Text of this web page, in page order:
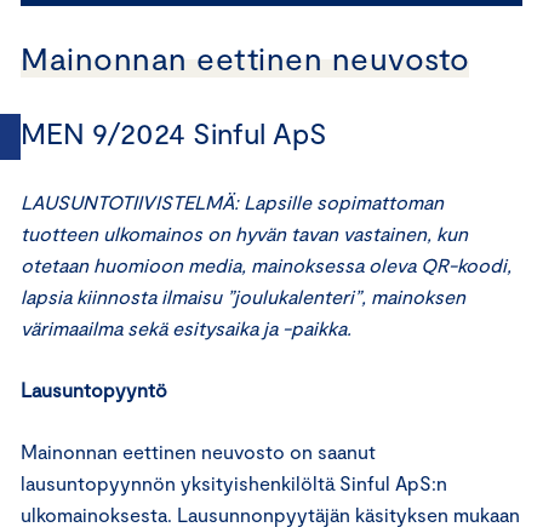
Mainonnan eettinen neuvosto
MEN 9/2024 Sinful ApS
LAUSUNTOTIIVISTELMÄ: Lapsille sopimattoman
tuotteen ulkomainos on hyvän tavan vastainen, kun
otetaan huomioon media, mainoksessa oleva QR-koodi,
lapsia kiinnosta ilmaisu ”joulukalenteri”, mainoksen
värimaailma sekä esitysaika ja -paikka.
Lausuntopyyntö
Mainonnan eettinen neuvosto on saanut
lausuntopyynnön yksityishenkilöltä Sinful ApS:n
ulkomainoksesta. Lausunnonpyytäjän käsityksen mukaan